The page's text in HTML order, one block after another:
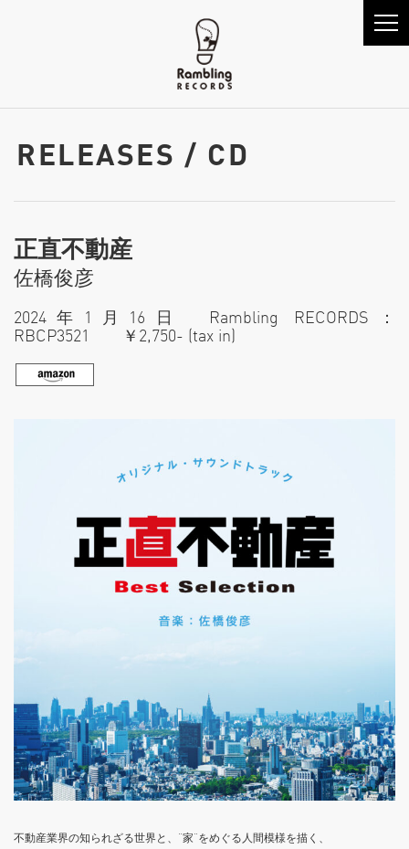
RELEASES / CD
正直不動産
佐橋俊彦
2024年1月16日 Rambling RECORDS：
RBCP3521 ￥2,750- (tax in)
不動産業界の知られざる世界と、”家”をめぐる人間模様を描く、